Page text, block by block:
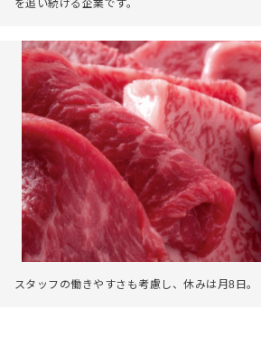
を追い続ける企業です。
スタッフの働きやすさも考慮し、休みは月8日。